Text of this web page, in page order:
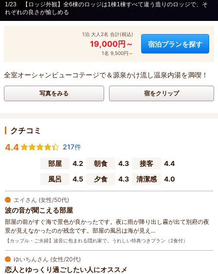
1/23
【ロッジ外観】全6棟のロッジは1棟1棟すべて違う造りのロッジで、そ
れぞれの良さが愉しめる
1泊 大人2名 合計(税込)
19,000円～
1名 9,500円～
宿泊プランを探す
全室オーシャンビューコテージで＆源泉かけ流し温泉内湯を満喫！
写真をみる 宿をクリップ
クチコミ
4.4
217件
部屋
4.2 朝食 4.3 接客
4.4
風呂
4.5 夕食 4.3 清潔感 4.0
エイさん (女性/50代)
波の音が聞こえる部屋
部屋の前がすぐ海で景色が良かったです。夜に雨が降り出し霧が出て別府の夜
景が見えなかったのが残念です。部屋の風呂は海が見え…
【カップル・ご夫婦】波音に包まれる隠れ家で。うれしい特典つきプラン（2食付）
ゆいちんさん (女性/20代)
恋人とゆっくり過ごしたい人にオススメ